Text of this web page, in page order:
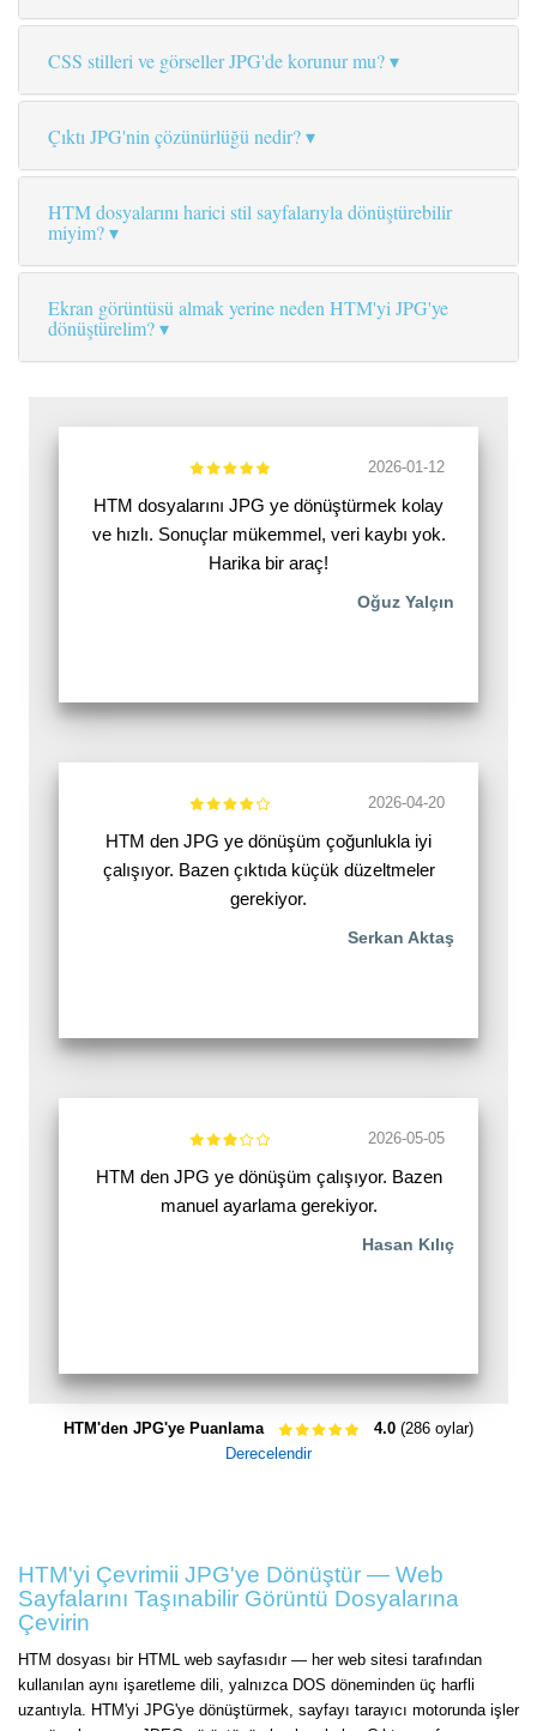
CSS stilleri ve görseller JPG'de korunur mu?
Çıktı JPG'nin çözünürlüğü nedir?
HTM dosyalarını harici stil sayfalarıyla dönüştürebilir
miyim?
Ekran görüntüsü almak yerine neden HTM'yi JPG'ye
dönüştürelim?
2026-01-12
HTM dosyalarını JPG ye dönüştürmek kolay
ve hızlı. Sonuçlar mükemmel, veri kaybı yok.
Harika bir araç!
Oğuz Yalçın
2026-04-20
HTM den JPG ye dönüşüm çoğunlukla iyi
çalışıyor. Bazen çıktıda küçük düzeltmeler
gerekiyor.
Serkan Aktaş
2026-05-05
HTM den JPG ye dönüşüm çalışıyor. Bazen
manuel ayarlama gerekiyor.
Hasan Kılıç
HTM'den JPG'ye Puanlama 4.0 (286 oylar)
Derecelendir
HTM'yi Çevrimii JPG'ye Dönüştür — Web
Sayfalarını Taşınabilir Görüntü Dosyalarına
Çevirin
HTM dosyası bir HTML web sayfasıdır — her web sitesi tarafından
kullanılan aynı işaretleme dili, yalnızca DOS döneminden üç harfli
uzantıyla. HTM'yi JPG'ye dönüştürmek, sayfayı tarayıcı motorunda işler